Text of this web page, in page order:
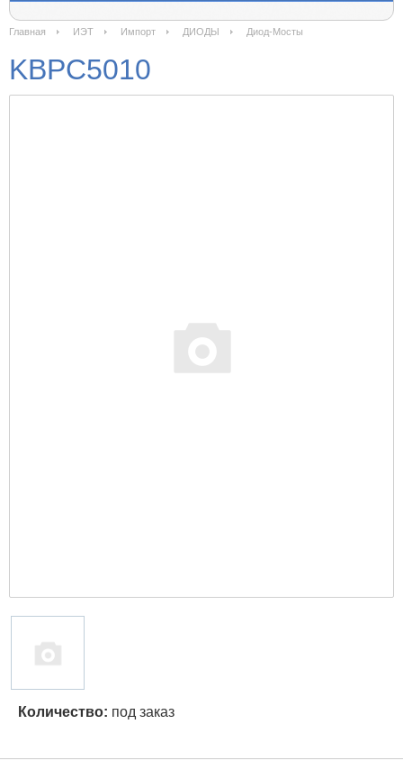
Главная ИЭТ Импорт ДИОДЫ Диод-Мосты
KBPC5010
Количество: под заказ